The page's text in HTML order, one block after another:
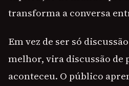
transforma a conversa
Em vez de ser só
melhor, vira discussão de
aconteceu. O público